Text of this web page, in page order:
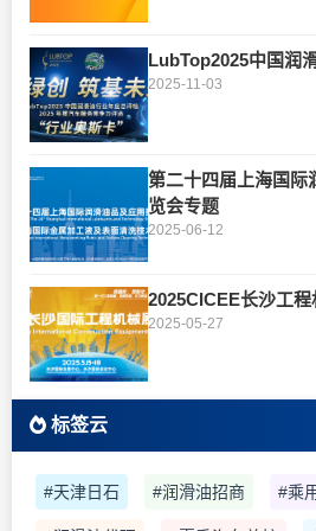
LubTop2025中国润
2025-11-03
第二十四届上海国际
览会专题
2025-06-12
2025CICEE长沙工
2025-05-27
标签云
#天津日石 #润滑油招商 #乘